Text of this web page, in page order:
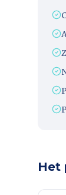
Het